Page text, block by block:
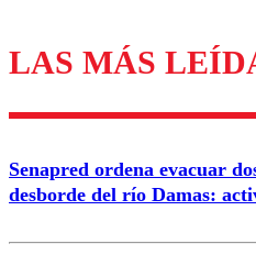
Los comentarios son
diálogo
Nombre
Correo
LAS MÁS
Senapred ordena evacuar
desborde del río Damas: